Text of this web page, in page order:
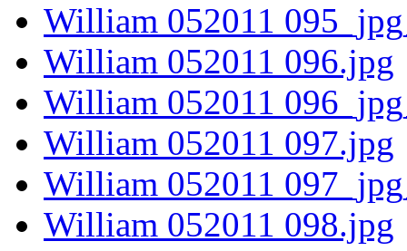
William 052011
William 052011 096.jpg
William 052011
William 052011 097.jpg
William 052011
William 052011 098.jpg